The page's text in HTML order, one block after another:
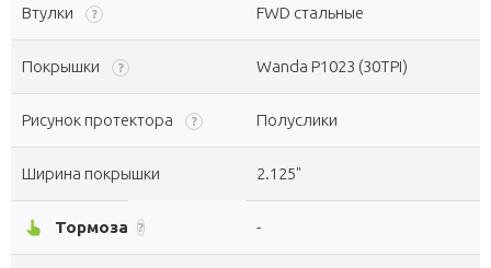
Втулки ? FWD стальные
Покрышки ? Wanda P1023 (30TPI)
Рисунок протектора ? Полуслики
Ширина покрышки 2.125"
pan_tool_alt Тормоза ? -